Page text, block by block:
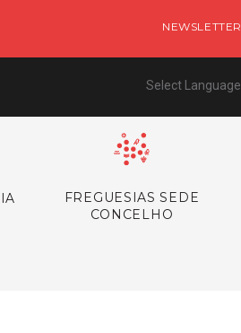
NEWSLETTER
Select Language
FREGUESIAS SEDE
CONCELHO